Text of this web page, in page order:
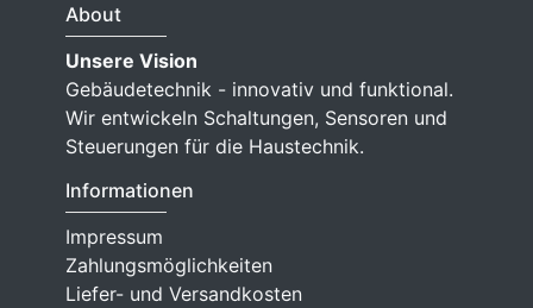
About
Unsere Vision
Gebäudetechnik - innovativ und funktional.
Wir entwickeln Schaltungen, Sensoren und
Steuerungen für die Haustechnik.
Informationen
Impressum
Zahlungsmöglichkeiten
Liefer- und Versandkosten